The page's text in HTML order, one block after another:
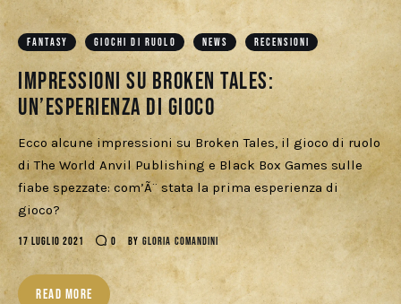
FANTASY GIOCHI DI RUOLO NEWS RECENSIONI
Impressioni su Broken Tales:
un’esperienza di gioco
Ecco alcune impressioni su Broken Tales, il gioco di ruolo
di The World Anvil Publishing e Black Box Games sulle
fiabe spezzate: com’Ã¨ stata la prima esperienza di
gioco?
17 LUGLIO 2021 0 BY GLORIA COMANDINI
READ MORE